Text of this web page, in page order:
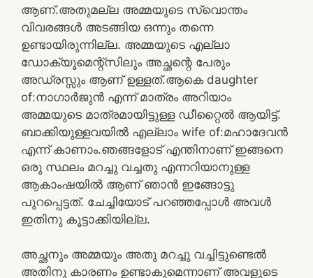
ആണ്.അതുമല്ല അമ്മയുടെ സ്വൊന്തം
വിവരങ്ങൾ അടങ്ങിയ ഒന്നും തന്നെ
ഉണ്ടായിരുന്നില്ല. അമ്മയുടെ എല്ലാ
ഡോക്യൂമെന്റ്സിലും അച്ഛന്റെ പേരും
അഡ്രസ്സും ആണ് ഉള്ളത്.ആകെ daughter
of:നാഗാർജുൻ എന്ന് മാത്രം അറിയാം
അമ്മയുടെ മാത്രമായിട്ടുള്ള ഡീറ്റൈൽ ആയിട്ട്.
ബാക്കിയുള്ളവയിൽ എല്ലാം wife of:മഹാദേവൻ
എന്ന് കാണാം.ഞങ്ങളോട് എന്തിനാണ് ഇങ്ങനെ
ഒരു സ്ഥലം മറച്ചു വച്ചതു എന്നറിയാനുള്ള
ആകാംഷയിൽ ആണ് ഞാൻ ഇങ്ങോട്ടു
പുറപ്പെട്ടത്. ചേച്ചിയോട് പറഞ്ഞപ്പോൾ അവൾ
ഇതിനു കൂട്ടാക്കിയില്ല.
അച്ഛനും അമ്മയും അതു മറച്ചു വച്ചിട്ടുണ്ടെൽ
അതിനു കാരണം ഉണ്ടാകുമെന്നാണ് അവളുടെ